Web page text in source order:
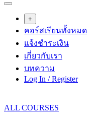
+
คอร์สเรียนทั้งหมด
แจ้งชำระเงิน
เกี่ยวกับเรา
บทความ
Log In / Register
ALL COURSES